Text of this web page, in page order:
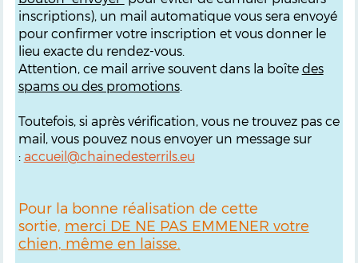
inscriptions), un mail automatique vous sera envoyé
pour confirmer votre inscription et vous donner le
lieu exacte du rendez-vous.
Attention, ce mail arrive souvent dans la boîte des
spams ou des promotions.
Toutefois, si après vérification, vous ne trouvez pas ce
mail, vous pouvez nous envoyer un message sur
: accueil@chainedesterrils.eu
Pour la bonne réalisation de cette
sortie, merci DE NE PAS EMMENER votre
chien, même en laisse.